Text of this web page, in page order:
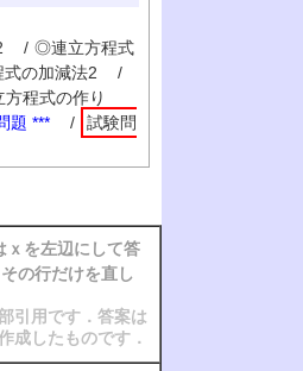
/ ◎連立方程式
の加減法2
/
方程式の作り
題 *** /
試験問
ｘを左辺にして答
の行だけを直し
引用です．答案は
成したものです．